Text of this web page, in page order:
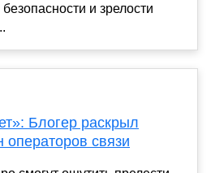
и зрелости
Блогер раскрыл
связи